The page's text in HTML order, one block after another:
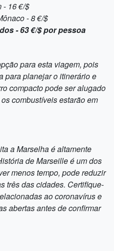
- 16 €/$
- 8 €/$
- 63 €/$ por pessoa
para esta viagem, pois
para planejar o itinerário e
compacto pode ser alugado
combustíveis estarão em
a Marselha é altamente
de Marseille é um dos
menos tempo, pode reduzir
três das cidades. Certifique-
ao coronavírus e
abertas antes de confirmar